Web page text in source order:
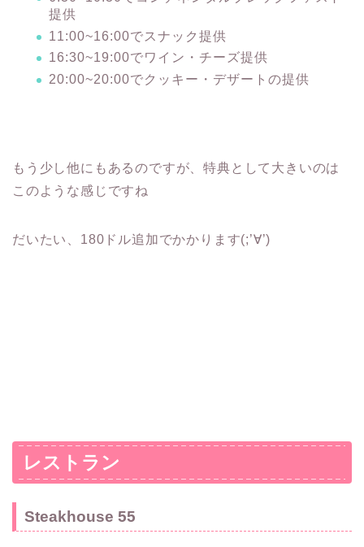
提供
11:00~16:00でスナック提供
16:30~19:00でワイン・チーズ提供
20:00~20:00でクッキー・デザートの提供
もう少し他にもあるのですが、特典として大きいのは
このような感じですね
だいたい、180ドル追加でかかります(;’∀’)
レストラン
Steakhouse 55